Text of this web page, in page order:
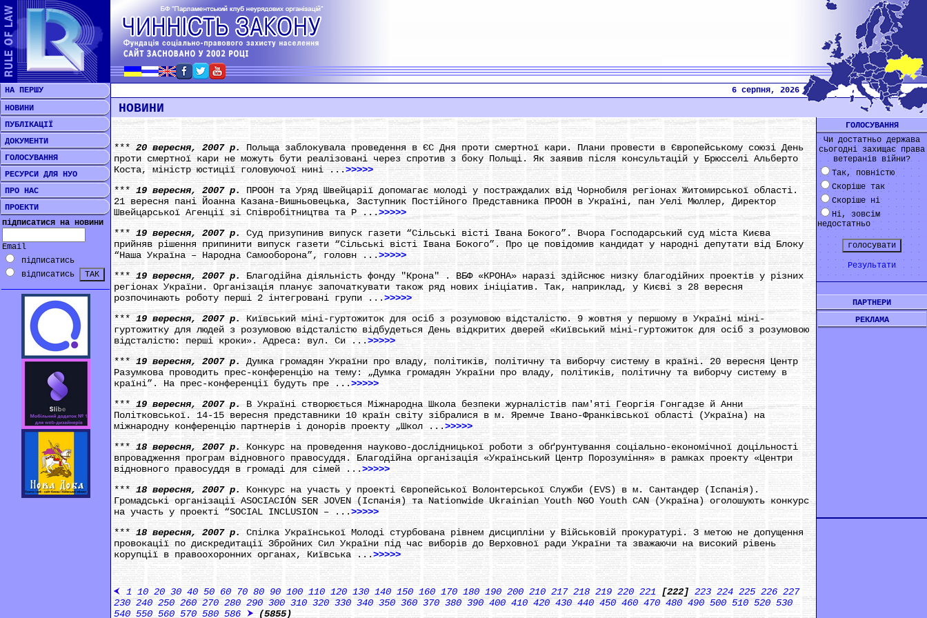
НА ПЕРШУ
6 серпня, 2026
НОВИНИ
ПУБЛІКАЦІЇ
ДОКУМЕНТИ
ГОЛОСУВАННЯ
РЕСУРСИ ДЛЯ НУО
ПРО НАС
ПРОЕКТИ
підписатися на новини
Email
підписатись
відписатись
НОВИНИ
***20 вересня, 2007 р.Польща заблокувала проведення в ЄС Дня проти смертної кари. Плани провести в Європейському союзі День
проти смертної кари не можуть бути реалізовані через спротив з боку Польщі. Як заявив після консультацій у Брюсселі Альберто
Коста, міністр юстиції головуючої нині ...>>>>>
***19 вересня, 2007 р. ПРООН та Уряд Швейцарії допомагає молоді у постраждалих від Чорнобиля регіонах Житомирської області.
21 вересня пані Йоанна Казана-Вишньовецька, Заступник Постійного Представника ПРООН в Україні, пан Уелі Мюллер, Директор
Швейцарської Агенції зі Співробітництва та Р ...>>>>>
***19 вересня, 2007 р. Суд призупинив випуск газети “Сільські вісті Івана Бокого”. Вчора Господарський суд міста Києва
прийняв рішення припинити випуск газети “Сільські вісті Івана Бокого”. Про це повідомив кандидат у народні депутати від Блоку
“Наша Україна – Народна Самооборона”, головн ...>>>>>
***19 вересня, 2007 р. Благодійна діяльність фонду "Крона" . ВБФ «КРОНА» наразі здійснює низку благодійних проектів у різних
регіонах України. Організація планує започаткувати також ряд нових ініціатив. Так, наприклад, у Києві з 28 вересня
розпочинають роботу перші 2 інтегровані групи ...>>>>>
*** 19 вересня, 2007 р. Київський міні-гуртожиток для осіб з розумовою відсталістю. 9 жовтня у першому в Україні міні-
гуртожитку для людей з розумовою відсталістю відбудеться День відкритих дверей «Київський міні-гуртожиток для осіб з розумовою
відсталістю: перші кроки». Адреса: вул. Си ...>>>>>
***19 вересня, 2007 р.Думка громадян України про владу, політиків, політичну та виборчу систему в країні. 20 вересня Центр
Разумкова проводить прес-конференцію на тему: „Думка громадян України про владу, політиків, політичну та виборчу систему в
країні”. На прес-конференції будуть пре ...>>>>>
***19 вересня, 2007 р. В Україні створюється Міжнародна Школа безпеки журналістів пам'яті Георгія Гонгадзе й Aнни
Політковської. 14-15 вересня представники 10 країн світу зібралися в м. Яремче Івано-Франківської області (Україна) на
міжнародну конференцію партнерів і донорів проекту „Школ ...>>>>>
***18 вересня, 2007 р.Конкурс на проведення науково-дослідницької роботи з обґрунтування соціально-економічної доцільності
впровадження програм відновного правосуддя. Благодійна організація «Український Центр Порозуміння» в рамках проекту «Центри
відновного правосуддя в громаді для сімей ...>>>>>
***18 вересня, 2007 р. Конкурс на участь у проекті Європейської Волонтерської Служби (EVS) в м. Сантандер (Іспанія).
Громадські організації ASOCIACIÓN SER JOVEN (Іспанія) та Nationwide Ukrainian Youth NGO Youth CAN (Україна) оголошують конкурс
на участь у проекті “SOCIAL INCLUSION – ...>>>>>
*** 18 вересня, 2007 р. Спілка Української Молоді стурбована рівнем дисципліни у Військовій прокуратурі. З метою не допущення
провокації по дискредитації Збройних Сил України під час виборів до Верховної ради України та зважаючи на високий рівень
корупції в правоохоронних органах, Київська ...>>>>>
1 10 20 30 40 50 60 70 80 90 100 110 120 130 140 150 160 170 180 190 200 210 217 218 219 220 221 [222] 223 224 225 226 227
230 240 250 260 270 280 290 300 310 320 330 340 350 360 370 380 390 400 410 420 430 440 450 460 470 480 490 500 510 520 530
540 550 560 570 580 586 (5855)
ГОЛОСУВАННЯ
Чи достатньо держава
сьогодні захищає права
ветеранів війни?
Так, повністю
Скоріше так
Скоріше ні
Ні, зовсім
недостатньо
Результати
ПАРТНЕРИ
РЕКЛАМА